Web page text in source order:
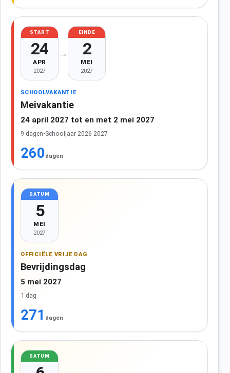
START
24
APR
2027
→
EINDE
2
MEI
2027
SCHOOLVAKANTIE
Meivakantie
24 april 2027 tot en met 2 mei 2027
9 dagen•Schooljaar 2026-2027
260 dagen
DATUM
5
MEI
2027
OFFICIËLE VRIJE DAG
Bevrijdingsdag
5 mei 2027
1 dag
271 dagen
DATUM